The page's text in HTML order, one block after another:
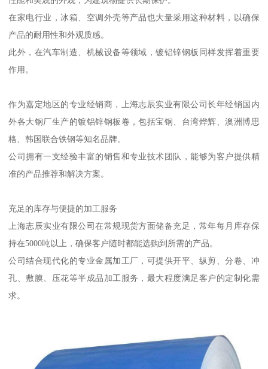
在家电行业，冰箱、空调外壳等产品也大量采用这种材料，以确保
产品的耐用性和外观质感。
此外，在汽车制造、机械设备等领域，镀铝锌钢板同样发挥着重要
作用。
作为嘉定地区的专业经销商，上海志辰实业有限公司长年经销国内
外各大钢厂生产的镀铝锌钢板卷，包括宝钢、台湾烨辉、澳洲博思
格、韩国联合铁钢等知名品牌。
公司拥有一支经验丰富的销售和专业技术团队，能够为客户提供精
准的产品推荐和解决方案。
充足的库存与便捷的加工服务
上海志辰实业有限公司在常规现货方面储备充足，常年每月库存保
持在5000吨以上，确保客户随时都能选购到所需的产品。
公司结合现代化的专业金属加工厂，可提供开平、纵剪、分卷、冲
孔、敷膜、压花等半成品加工服务，最大程度满足客户的定制化需
求。